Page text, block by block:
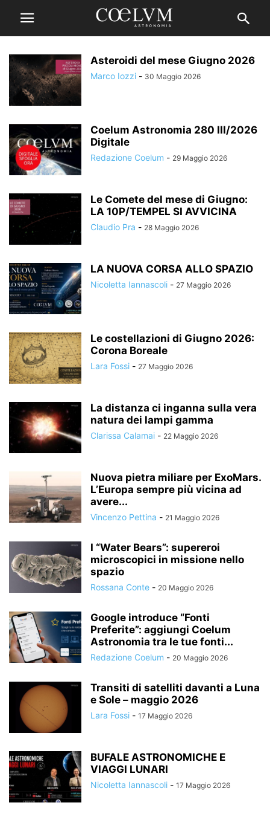
Asteroidi del mese Giugno 2026
Marco Iozzi - 30 Maggio 2026
Coelum Astronomia 280 III/2026
Digitale
Redazione Coelum - 29 Maggio 2026
Le Comete del mese di Giugno:
LA 10P/TEMPEL SI AVVICINA
Claudio Pra - 28 Maggio 2026
LA NUOVA CORSA ALLO SPAZIO
Nicoletta Iannascoli - 27 Maggio 2026
Le costellazioni di Giugno 2026:
Corona Boreale
Lara Fossi - 27 Maggio 2026
La distanza ci inganna sulla vera
natura dei lampi gamma
Clarissa Calamai - 22 Maggio 2026
Nuova pietra miliare per ExoMars.
L’Europa sempre più vicina ad
avere...
Vincenzo Pettina - 21 Maggio 2026
I “Water Bears”: supereroi
microscopici in missione nello
spazio
Rossana Conte - 20 Maggio 2026
Google introduce “Fonti
Preferite”: aggiungi Coelum
Astronomia tra le tue fonti...
Redazione Coelum - 20 Maggio 2026
Transiti di satelliti davanti a Luna
e Sole – maggio 2026
Lara Fossi - 17 Maggio 2026
BUFALE ASTRONOMICHE E
VIAGGI LUNARI
Nicoletta Iannascoli - 17 Maggio 2026